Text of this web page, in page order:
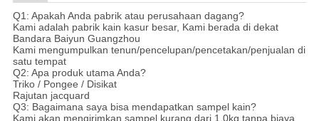
Q1: Apakah Anda pabrik atau perusahaan dagang?
Kami adalah pabrik kain kasur besar, Kami berada di dekat
Bandara Baiyun Guangzhou
Kami mengumpulkan tenun/pencelupan/pencetakan/penjualan di
satu tempat
Q2: Apa produk utama Anda?
Triko / Pongee / Disikat
Rajutan jacquard
Q3: Bagaimana saya bisa mendapatkan sampel kain?
Kami akan mengirimkan sampel kurang dari 1.0kg tanpa biaya